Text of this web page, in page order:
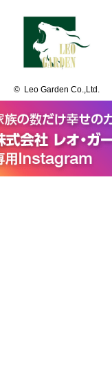
© Leo Garden Co.,Ltd.